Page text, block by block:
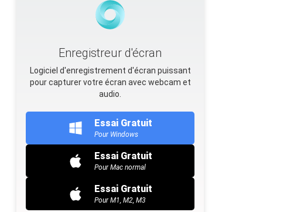
Enregistreur d'écran
Logiciel d'enregistrement d'écran puissant
pour capturer votre écran avec webcam et
audio.
Essai Gratuit
Pour Windows
Essai Gratuit
Pour Mac normal
Essai Gratuit
Pour M1, M2, M3